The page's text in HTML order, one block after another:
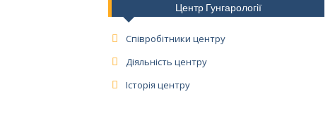
Центр Гунгарології
Співробітники центру
Діяльність центру
Історія центру